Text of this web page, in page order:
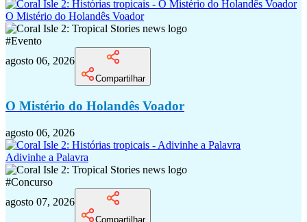
O Mistério do Holandês Voador
#Evento
agosto 06, 2026
Compartilhar
O Mistério do Holandês Voador
agosto 06, 2026
Adivinhe a Palavra
#Concurso
agosto 07, 2026
Compartilhar